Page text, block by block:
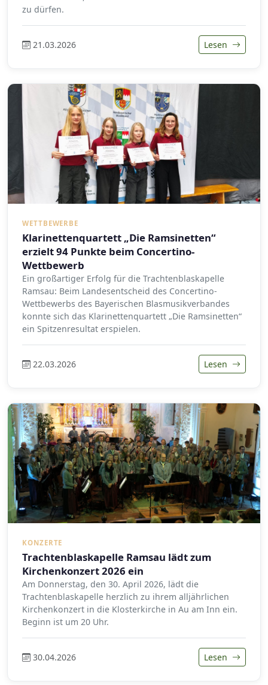
zu dürfen.
21.03.2026 Lesen
WETTBEWERBE
Klarinettenquartett „Die Ramsinetten“
erzielt 94 Punkte beim Concertino-
Wettbewerb
Ein großartiger Erfolg für die Trachtenblaskapelle
Ramsau: Beim Landesentscheid des Concertino-
Wettbewerbs des Bayerischen Blasmusikverbandes
konnte sich das Klarinettenquartett „Die Ramsinetten“
ein Spitzenresultat erspielen.
22.03.2026 Lesen
KONZERTE
Trachtenblaskapelle Ramsau lädt zum
Kirchenkonzert 2026 ein
Am Donnerstag, den 30. April 2026, lädt die
Trachtenblaskapelle herzlich zu ihrem alljährlichen
Kirchenkonzert in die Klosterkirche in Au am Inn ein.
Beginn ist um 20 Uhr.
30.04.2026 Lesen